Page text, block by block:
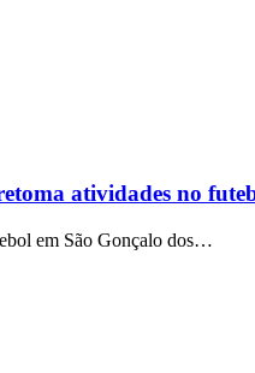
atividades no
em São Gonçalo dos…